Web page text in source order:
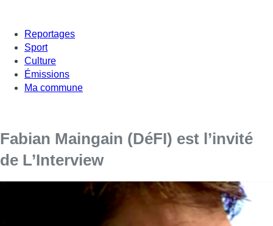
Reportages
Sport
Culture
Émissions
Ma commune
Fabian Maingain (DéFI) est l’invité
de L’Interview